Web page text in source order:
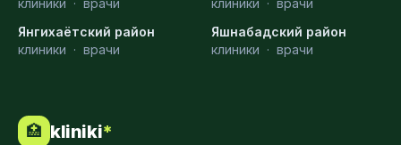
Янгихаётский район
клиники · врачи
Яшнабадский район
клиники · врачи
🏥 kliniki*